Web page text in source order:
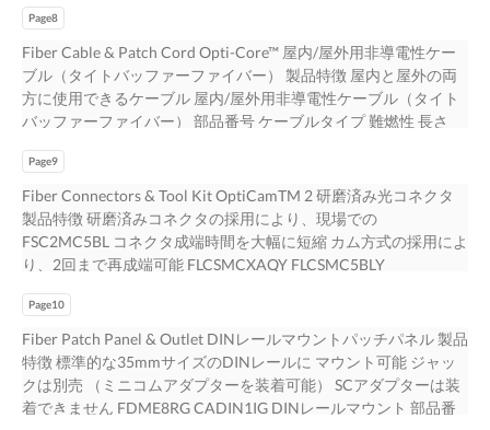
GR（緑）・OR（オレンジ）・VL（紫）・GY（グレー）／**な
い場合：オフホワイト PG（パステルグリー
ン）・PB（パステルブルー）をご希望の際は、別途お問い合わ
せください パンドウイットコーポレーションは、産業分野に最
適な ケーブルルーティングソリューションを提供しています。
FiberRunnerTM Wyr-GridTM 02 販売単位については、弊社販売
代理店にお問い合わせください
DコードおよびXコードをラインナップISPS6A88MFA
ICAM12XRJS ISPS5E44MFA ICAM12DRJS M12コネクタ Xコード
Cat6A対応 部品番号 製品名 仕様 適応導体 適応ケーブル径
ISPS6A88MFA M12現場成端用プラグ IP6（5 ハウジング部） 22-
26AWG IP6（7 M12勘合部） 単線・撚り線 5.50-9.00mm
ジング部） パネルマウントアダプター IP6（7 M12勘合部） －
－ M12コネクタ Dコード Cat5E対応 部品番号 製品名 仕様 適応導
体 適応ケーブル径 ISPS5E44MFA M12現場成端用プラグ IP6（5
ハウジング部） 22-26AWG IP6（7 M12勘合部） 単線・撚り線
4.50-8.80mm ICAM12DRJS M12⇔RJ45変換用 IP2（0 RJ45
部） IP6（5 ハウジング部） パネルマウントアダプター IP6（7
M12勘合部） － － 販売単位については、弊社販売代理店にお問
ジ）, VL（紫）, IG（ライトグレー）, WH（白）, E（I アイボリ
ー） RJ45 JJ中継アダプター CCS6X88BL CCS5E88BL CC6X88□□
CC688□□ CC5E88□□ RJ45 JJ中継アダプター 部品番号 仕様
CCS6X88BL Cat6A シールドJJアダプター CCS5E88BL Cat5e シ
ールドJJアダプター CC6X88□□ Cat6A JJアダプター CC688□□
Cat6 JJアダプター CC5E88□□ Cat5e JJアダプター □□モジュラー
ジャック色：IW（オフホワイト）, BL（黒） 販売単位について
は、弊社販売代理店にお問い合わせください 05
F/UTPケーブル 製品特徴 耐油・耐UV・ 耐磨耗仕様（UL1581
Section 480, 1200準拠） 難燃性ケーブルジャケット※CMグレー
ド（UL1685） F/UTP（1重シールド）UTP仕様 IFC6C04BBL-
CEG IFC5C04BBL-CEG F/UTPケーブル 部品番号 仕様 芯数 導体
外径 難燃性 外被色 最大チャネル長 梱包 IFC6C04BBL-CEG Cat6,
F/UTP 8芯（4P） 26AWG 6.90mm CM 黒 60m 305m/巻
IFC5C04BBL-CEG Cat5e, F/UTP 撚り線 6.30mm 標準タイプ
F/UTP,UTPケーブル PFC6X04BU-CEG PFC6004BU-G
PUC6C04BU-FE PUC6AV04BU-EG PUC5504BU-EY F/UTPケー
ブル 部品番号 仕様 導体 外径 難燃性 外被色 梱包 PFC6X04BU-
CEG Cat6A, F/UTP 23AWG 7.20mm PFC6004BU-G Cat6, F/UTP
23AWG 7.50mm CM 青 305m/巻 PFC5504BU-G Cat5e, F/UTP
24AWG 6.10mm UTPケーブル 部品番号 仕様 導体 外径 難燃性 外
被色 梱包 PUC6AV04BU-EG Cat6A, UTP 23AWG 6.60mm
PUC6C04BU-FE Cat6, UTP 24AWG 5.80mm CM 青 305m/巻
PUC5504BU-EY Cat5e, UTP 24AWG 4.90mm 06 販売単位につい
ては、弊社販売代理店にお問い合わせください
ル 8ポートタイプ, Copper用 CADIN1IG DINレールマウントアダ
プター 1ポートタイプ 防塵・防水性フェースプレート 製品特徴
表面にはヒンジ式カバー、ケーブルエントリー部分には ガスケ
ットを備え、高い防塵・防水性を実現 IP保護等級：IP56適合 JIS
規格適合 材質：ポリカーボネート性 各ポートにはすべてのミニ
レート 部品番号 製品名 仕様 CFPWR4CIG 防塵・防水性フェース
プレート JIS規格適合, IP56適合 販売単位については、弊社販売代
理店にお問い合わせください 07
Page8
Fiber Cable & Patch Cord Opti-Core™ 屋内/屋外用非導電性ケー
ブル（タイトバッファーファイバー） 製品特徴 屋内と屋外の両
方に使用できるケーブル 屋内/屋外用非導電性ケーブル（タイト
バッファーファイバー） 部品番号 ケーブルタイプ 難燃性 長さ
（非装甲） LSZH 1000 ■ファイバータイプ：Z（OM4）・
X（OM3）・9（OS2） □□芯数：04（4芯）・06（6芯）・08（8
芯）・12（12芯）・24（24芯）・48（48芯）・72（72芯） 光
ファイバーパッチコード 製品特徴 デュプレックスクリップを外
して簡単に極性変換可能 難燃グレードLSZHタイプも別途ライン
ード SC/マルチモード マルチモード光ファイバーパッチコード
部品番号 グレード コネクタ形状 芯数 ケーブル形状 ケーブル色
難燃性 FZ2ERLNLNSNM□□□ OM4 LC ⇔ LC Φ1.6mm メガネ
FX2ERLNLNSNM□□□ LC ⇔ LC Φ1.6mm メガネ 2
FX2ERLNSNSNM□□□ OM3 LC ⇔ SC Φ1.6mm メガネ アクア ライ
ザー FX23RSNSNSNM□□□ SC ⇔ SC Φ3.0mm メガネ □□□ケーブル
Page9
Fiber Connectors & Tool Kit OptiCamTM 2 研磨済み光コネクタ
製品特徴 研磨済みコネクタの採用により、現場での
FSC2MC5BL コネクタ成端時間を大幅に短縮 カム方式の採用によ
り、2回まで再成端可能 FLCSMCXAQY FLCSMC5BLY
FOCIS10準拠 FMCBT2AQ-X FMCBT2BL-X FSCBT2BU-X
FMCBT3AQ-X FMCBT3BL-X FSCBT3BU-X FLCCLIPBL-L
FSCCLIP-L 研磨済みLCコネクタ（900umバッファー用ブーツ付
き） 部品番号 明細 ブーツ色 ファイバータイプ FLCSMCXAQY ア
クア OM3/OM4 FLCSMC5BLY LC シンプレックスコネクタ 黒
Page10
Fiber Patch Panel & Outlet DINレールマウントパッチパネル 製品
特徴 標準的な35mmサイズのDINレールに マウント可能 ジャッ
クは別売 （ミニコムアダプターを装着可能） SCアダプターは装
着できません FDME8RG CADIN1IG DINレールマウント 部品番